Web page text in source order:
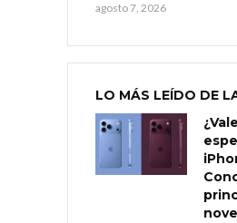
agosto 7, 2026
LO MÁS LEÍDO DE